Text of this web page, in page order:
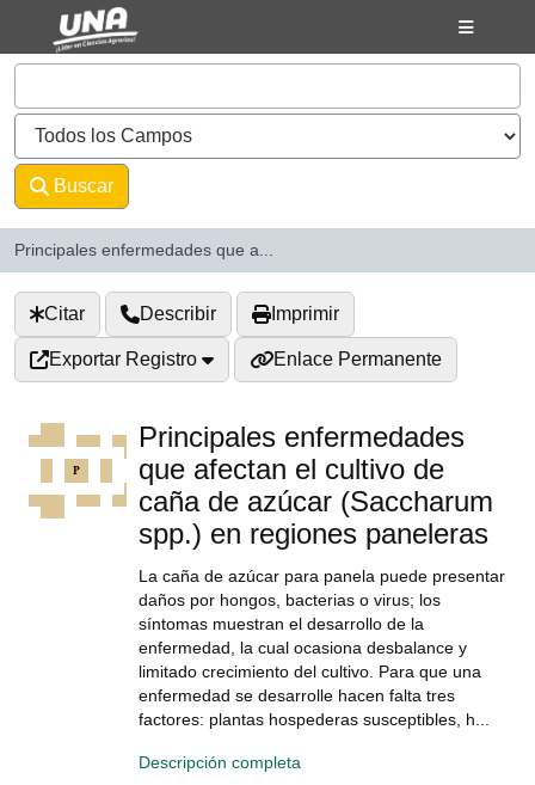
Saltar al contenido
VuFind
Buscar
Principales enfermedades que a...
Citar Describir Imprimir
Exportar Registro Enlace Permanente
Principales enfermedades
que afectan el cultivo de
caña de azúcar (Saccharum
spp.) en regiones paneleras
La caña de azúcar para panela puede presentar
daños por hongos, bacterias o virus; los
síntomas muestran el desarrollo de la
enfermedad, la cual ocasiona desbalance y
limitado crecimiento del cultivo. Para que una
enfermedad se desarrolle hacen falta tres
factores: plantas hospederas susceptibles, h...
Descripción completa